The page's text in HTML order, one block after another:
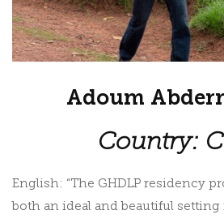
Adoum
Country:
English: “The GHDLP residency
both an ideal and beautiful